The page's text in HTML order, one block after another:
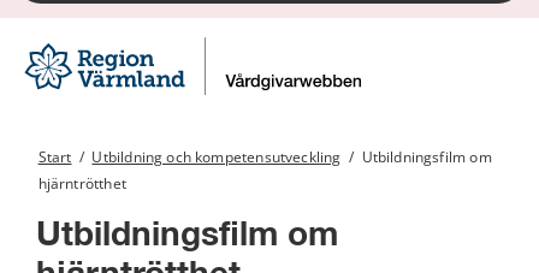
Start / Utbildning och kompetensutveckling / Utbildningsfilm om
hjärntrötthet
Utbildningsfilm om